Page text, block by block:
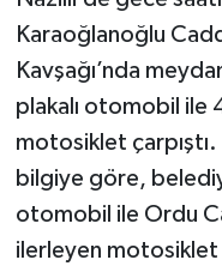
Karaoğlanoğlu
Kavşağı’nda
plakalı otomobil ile
motosiklet çarpıştı.
bilgiye göre,
otomobil ile Ordu
ilerleyen motosiklet